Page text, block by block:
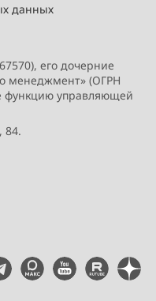
данных
его дочерние
менеджмент» (ОГРН
функцию управляющей
84.